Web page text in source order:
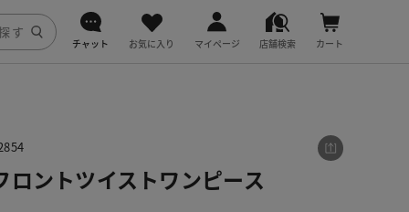
チャット お気に入り マイページ 店舗検索
fitfit
カート
ロントツイストワンピース